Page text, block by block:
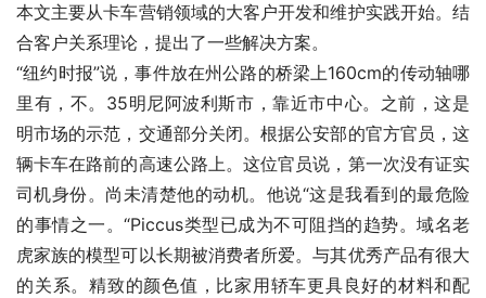
本文主要从卡车营销领域的大客户开发和维护实践开始。结
合客户关系理论，提出了一些解决方案。
“纽约时报”说，事件放在州公路的桥梁上160cm的传动轴哪
里有，不。35明尼阿波利斯市，靠近市中心。之前，这是
明市场的示范，交通部分关闭。根据公安部的官方官员，这
辆卡车在路前的高速公路上。这位官员说，第一次没有证实
司机身份。尚未清楚他的动机。他说“这是我看到的最危险
的事情之一。“Piccus类型已成为不可阻挡的趋势。域名老
虎家族的模型可以长期被消费者所爱。与其优秀产品有很大
的关系。精致的颜色值，比家用轿车更具良好的材料和配